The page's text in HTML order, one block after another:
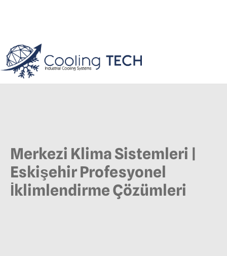
Merkezi Klima Sistemleri |
Eskişehir Profesyonel
İklimlendirme Çözümleri